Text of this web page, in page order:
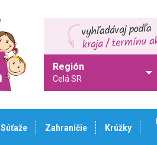
Región
Celá SR
Súťaže Zahraničie Krúžky